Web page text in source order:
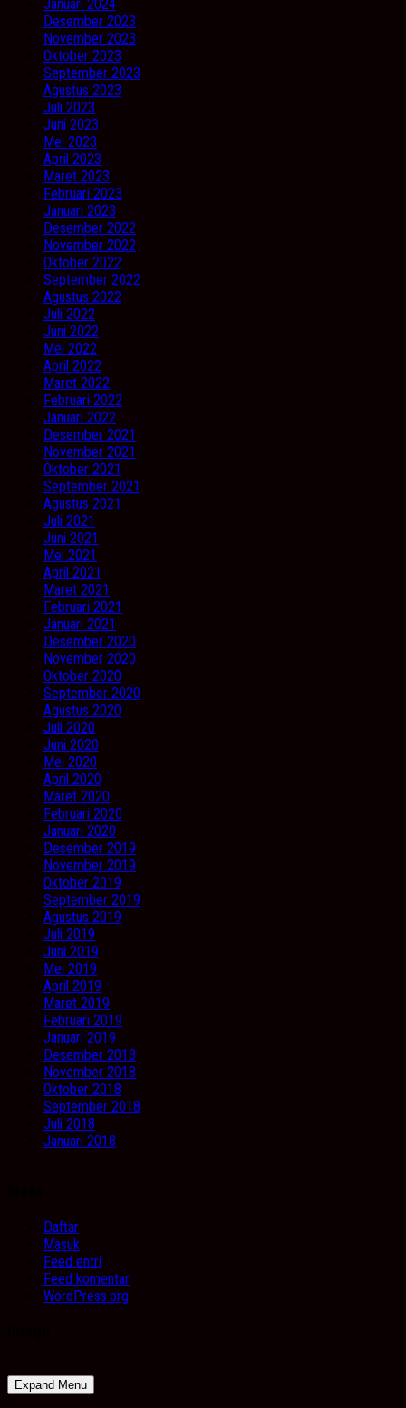
Januari 2024
Desember 2023
November 2023
Oktober 2023
September 2023
Agustus 2023
Juli 2023
Juni 2023
Mei 2023
April 2023
Maret 2023
Februari 2023
Januari 2023
Desember 2022
November 2022
Oktober 2022
September 2022
Agustus 2022
Juli 2022
Juni 2022
Mei 2022
April 2022
Maret 2022
Februari 2022
Januari 2022
Desember 2021
November 2021
Oktober 2021
September 2021
Agustus 2021
Juli 2021
Juni 2021
Mei 2021
April 2021
Maret 2021
Februari 2021
Januari 2021
Desember 2020
November 2020
Oktober 2020
September 2020
Agustus 2020
Juli 2020
Juni 2020
Mei 2020
April 2020
Maret 2020
Februari 2020
Januari 2020
Desember 2019
November 2019
Oktober 2019
September 2019
Agustus 2019
Juli 2019
Juni 2019
Mei 2019
April 2019
Maret 2019
Februari 2019
Januari 2019
Desember 2018
November 2018
Oktober 2018
September 2018
Juli 2018
Januari 2018
Daftar
Masuk
Feed entri
Feed komentar
WordPress.org
Expand Menu